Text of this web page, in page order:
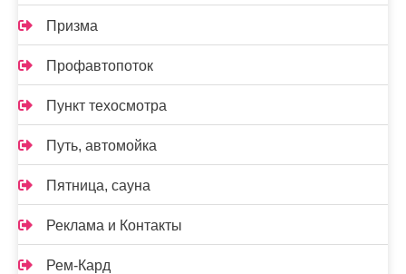
Призма
Профавтопоток
Пункт техосмотра
Путь, автомойка
Пятница, сауна
Реклама и Контакты
Рем-Кард